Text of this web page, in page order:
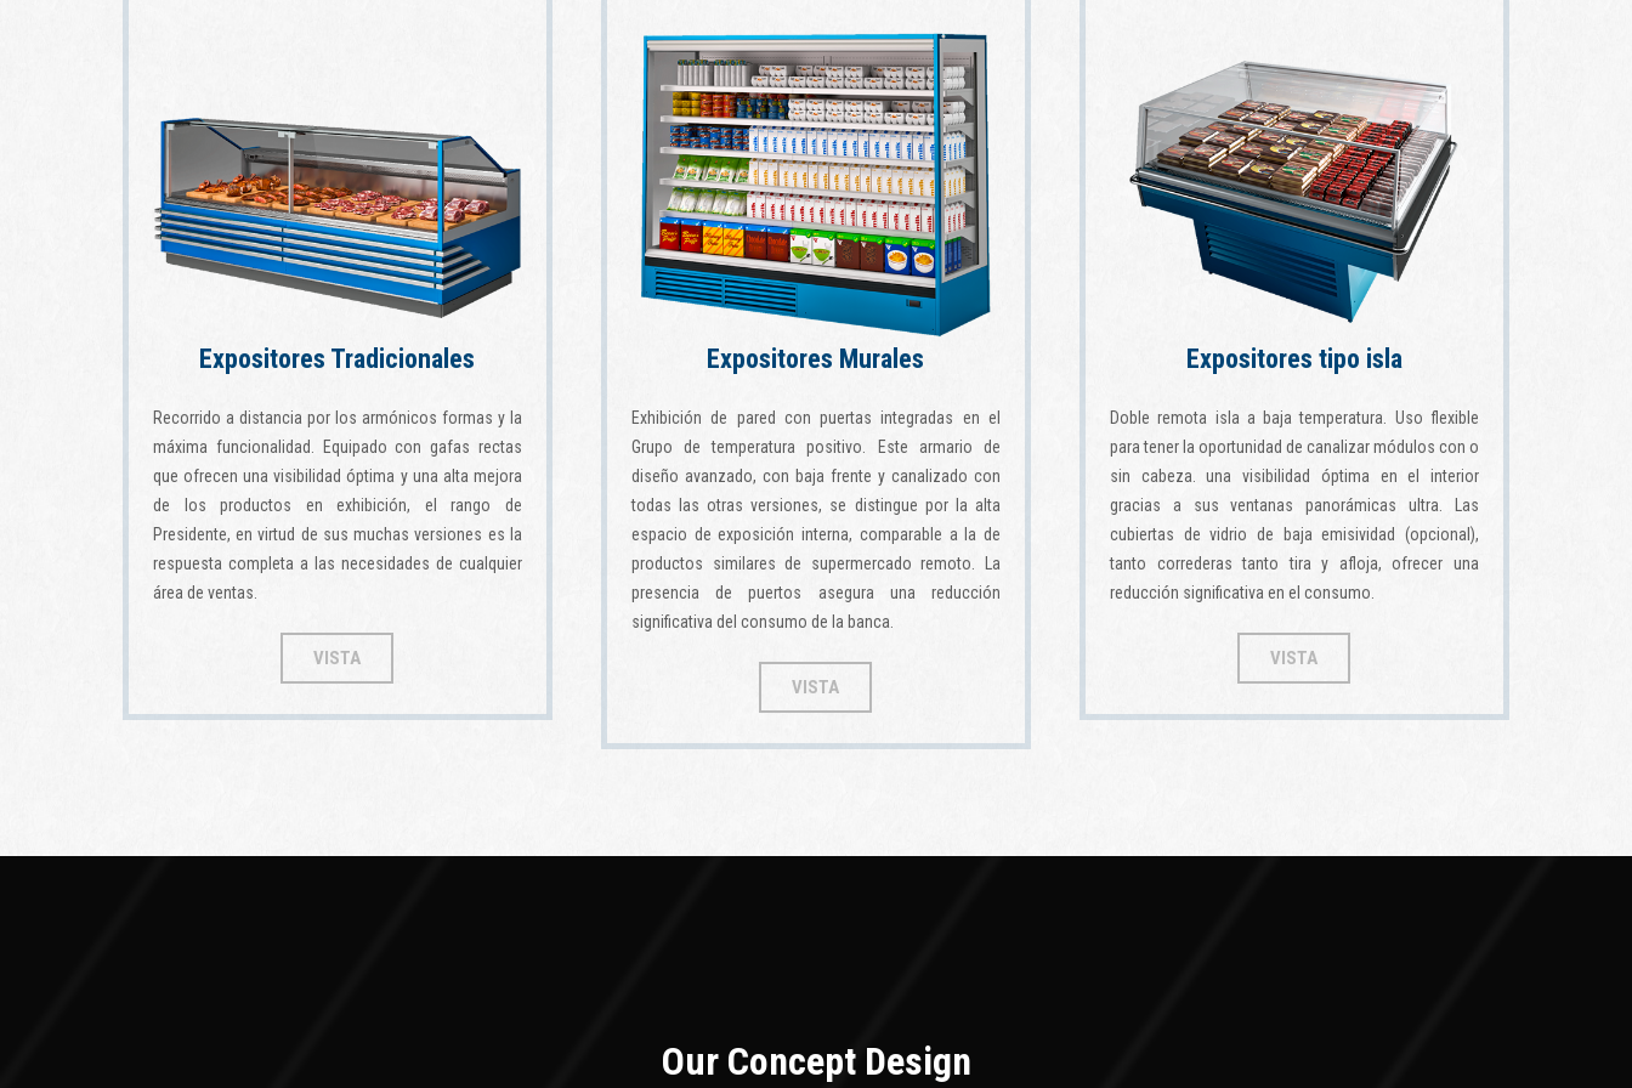
Expositores Tradicionales
Recorrido a distancia por los armónicos formas y la
máxima funcionalidad. Equipado con gafas rectas
que ofrecen una visibilidad óptima y una alta mejora
de los productos en exhibición, el rango de
Presidente, en virtud de sus muchas versiones es la
respuesta completa a las necesidades de cualquier
área de ventas.
VISTA
Expositores Murales
Exhibición de pared con puertas integradas en el
Grupo de temperatura positivo. Este armario de
diseño avanzado, con baja frente y canalizado con
todas las otras versiones, se distingue por la alta
espacio de exposición interna, comparable a la de
productos similares de supermercado remoto. La
presencia de puertos asegura una reducción
significativa del consumo de la banca.
VISTA
Expositores tipo isla
Doble remota isla a baja temperatura. Uso flexible
para tener la oportunidad de canalizar módulos con o
sin cabeza. una visibilidad óptima en el interior
gracias a sus ventanas panorámicas ultra. Las
cubiertas de vidrio de baja emisividad (opcional),
tanto correderas tanto tira y afloja, ofrecer una
reducción significativa en el consumo.
VISTA
Our Concept Design